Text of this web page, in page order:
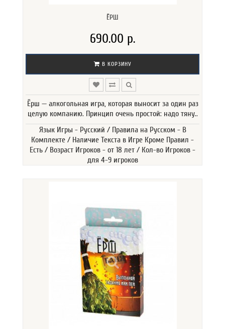
ЁРШ
690.00 р.
В КОРЗИНУ
Ёрш — алкогольная игра, которая выносит за один раз
целую компанию. Принцип очень простой: надо тяну..
Язык Игры - Русский / Правила на Русском - В
Комплекте / Наличие Текста в Игре Кроме Правил -
Есть / Возраст Игроков - от 18 лет / Кол-во Игроков -
для 4-9 игроков